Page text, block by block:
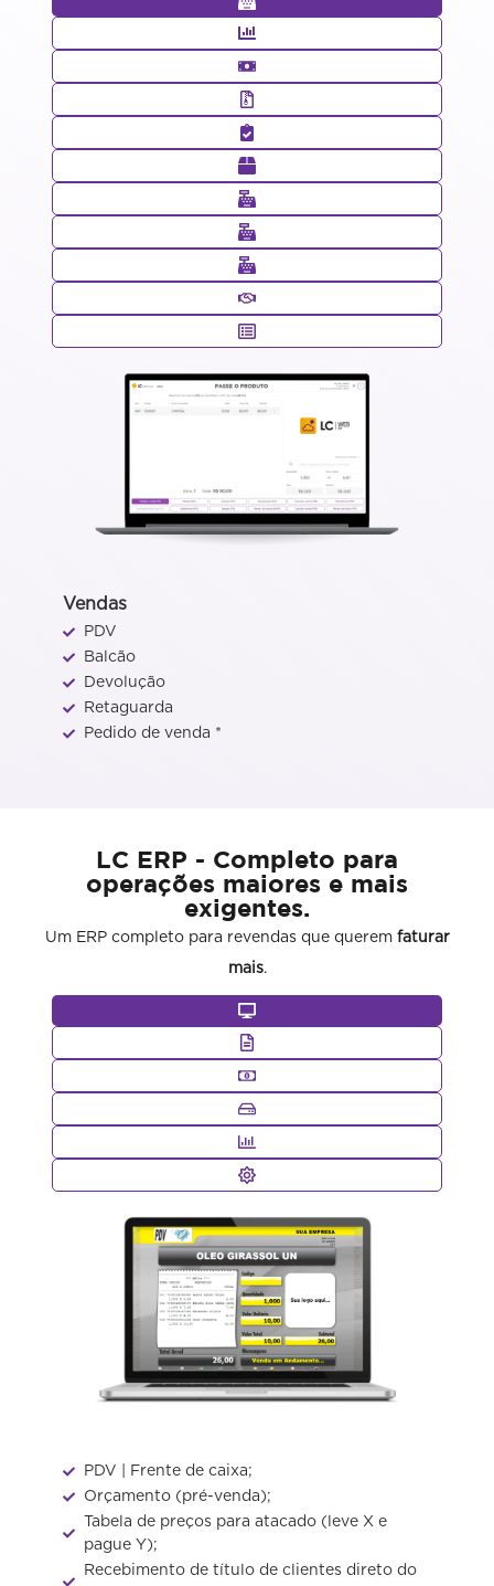
Vendas
PDV
Balcão
Devolução
Retaguarda
Pedido de venda *
LC ERP - Completo para
operações maiores e mais
exigentes.
Um ERP completo para revendas que querem faturar
mais.
PDV | Frente de caixa;
Orçamento (pré-venda);​
Tabela de preços para atacado (leve X e
pague Y);
Recebimento de título de clientes direto do